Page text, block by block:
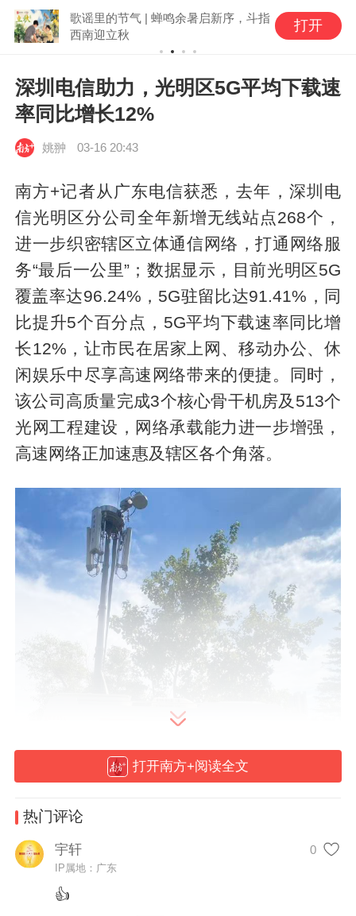
歌谣里的节气 | 蝉鸣余暑启新序，斗指
西南迎立秋
打开
深圳电信助力，光明区5G平均下载速
率同比增长12%
姚翀 03-16 20:43
南方+记者从广东电信获悉，去年，深圳电
信光明区分公司全年新增无线站点268个，
进一步织密辖区立体通信网络，打通网络服
务“最后一公里”；数据显示，目前光明区5G
覆盖率达96.24%，5G驻留比达91.41%，同
比提升5个百分点，5G平均下载速率同比增
长12%，让市民在居家上网、移动办公、休
闲娱乐中尽享高速网络带来的便捷。同时，
该公司高质量完成3个核心骨干机房及513个
光网工程建设，网络承载能力进一步增强，
高速网络正加速惠及辖区各个角落。
打开南方+阅读全文
热门评论
宇轩 0
IP属地：广东
👍